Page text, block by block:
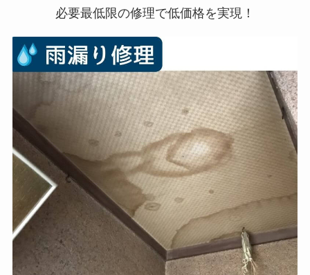
必要最低限の修理で低価格を実現！